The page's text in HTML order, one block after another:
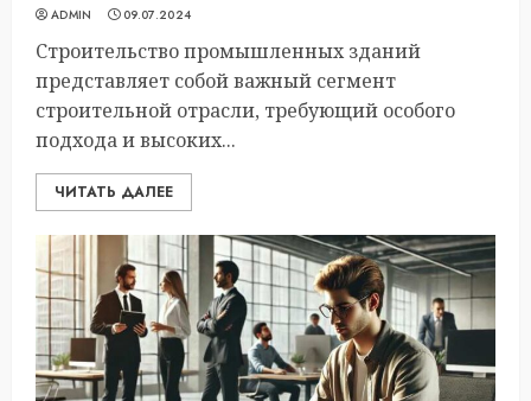
ADMIN 09.07.2024
Строительство промышленных зданий
представляет собой важный сегмент
строительной отрасли, требующий особого
подхода и высоких...
ЧИТАТЬ ДАЛЕЕ